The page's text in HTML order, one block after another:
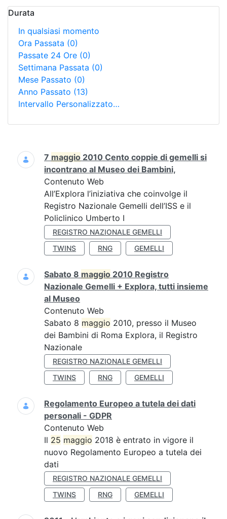
Durata
In qualsiasi momento
Ora Passata (0)
Passate 24 Ore (0)
Settimana Passata (0)
Mese Passato (0)
Anno Passato (13)
Intervallo Personalizzato…
Ricerca
7 maggio 2010 Cento coppie di gemelli si
incontrano al Museo dei Bambini,
Contenuto Web
All’Explora l’iniziativa che coinvolge il
Registro Nazionale Gemelli dell’ISS e il
Policlinico Umberto I
REGISTRO NAZIONALE GEMELLI
TWINS
RNG GEMELLI
Sabato 8 maggio 2010 Registro
Nazionale Gemelli + Explora, tutti insieme
al Museo
Contenuto Web
Sabato 8 maggio 2010, presso il Museo
dei Bambini di Roma Explora, il Registro
Nazionale
REGISTRO NAZIONALE GEMELLI
TWINS
RNG GEMELLI
Regolamento Europeo a tutela dei dati
personali - GDPR
Contenuto Web
Il 25 maggio 2018 è entrato in vigore il
nuovo Regolamento Europeo a tutela dei
dati
REGISTRO NAZIONALE GEMELLI
TWINS
RNG GEMELLI